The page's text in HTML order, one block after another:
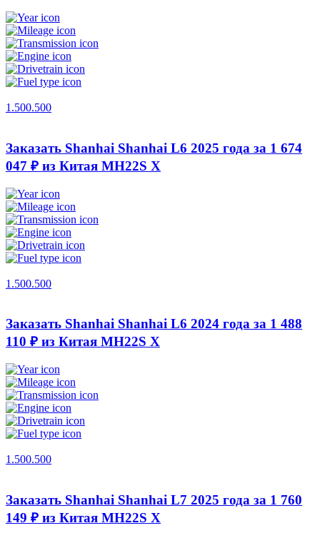
1.500.500
Заказать Shanhai Shanhai L6 2025 года за 1 674
047 ₽ из Китая MH22S X
1.500.500
Заказать Shanhai Shanhai L6 2024 года за 1 488
110 ₽ из Китая MH22S X
1.500.500
Заказать Shanhai Shanhai L7 2025 года за 1 760
149 ₽ из Китая MH22S X